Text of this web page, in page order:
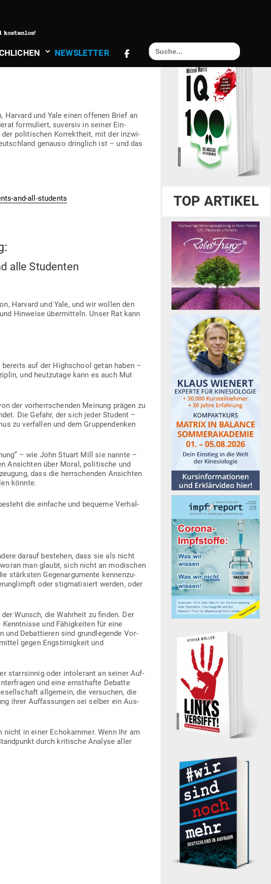
NEWS­LETTER
Search
for:
und Yale einen offenen Brief an
for­mu­liert, suversiv in seiner Ein­
der poli­ti­schen Kor­rektheit, mit der inzwi­
genauso dringlich ist – und das
and-all-students
alle Studenten
Harvard und Yale, und wir wollen den
Hin­weise über­mitteln. Unser Rat kann
auf der High­school getan haben –
und heut­zutage kann es auch Mut
der vor­herr­schenden Meinung prägen zu
Die Gefahr, der sich jeder Student –
zu ver­fallen und dem Grup­pen­denken
– wie John Stuart Mill sie nannte –
Ansichten über Moral, poli­tische und
dass die herr­schenden Ansichten
könnte.
die ein­fache und bequeme Ver­hal­
darauf bestehen, dass sie als nicht
man glaubt, sich nicht an modi­schen
stärksten Gegen­ar­gu­mente ken­nen­zu­
oder stig­ma­ti­siert werden, oder
Wunsch, die Wahrheit zu finden. Der
und Fähig­keiten für eine
und Debat­tieren sind grund­le­gende Vor­
gegen Eng­stir­nigkeit und
starr­sinnig oder into­lerant an seiner Auf­
und eine ernst­hafte Debatte
all­gemein, die ver­suchen, die
ihrer Auf­fas­sungen sei selber ein Aus­
in einer Echo­kammer. Wenn Ihr am
durch kri­tische Analyse aller
TOP ARTIKEL